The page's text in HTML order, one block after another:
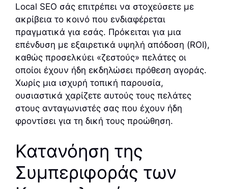
Local SEO σάς επιτρέπει να στοχεύσετε με
ακρίβεια το κοινό που ενδιαφέρεται
πραγματικά για εσάς. Πρόκειται για μια
επένδυση με εξαιρετικά υψηλή απόδοση (ROI),
καθώς προσελκύει «ζεστούς» πελάτες οι
οποίοι έχουν ήδη εκδηλώσει πρόθεση αγοράς.
Χωρίς μια ισχυρή τοπική παρουσία,
ουσιαστικά χαρίζετε αυτούς τους πελάτες
στους ανταγωνιστές σας που έχουν ήδη
φροντίσει για τη δική τους προώθηση.
Κατανόηση της
Συμπεριφοράς των